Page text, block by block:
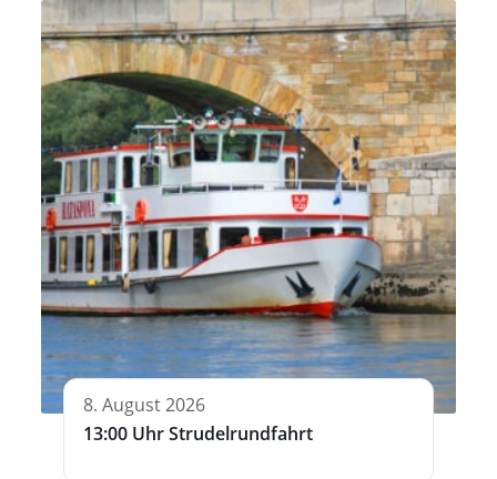
8. August 2026
13:00 Uhr Strudelrundfahrt